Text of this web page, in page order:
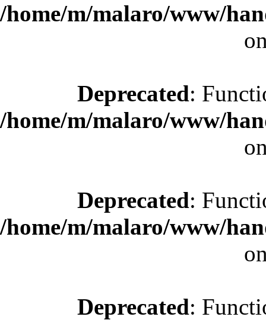
/home/m/malaro/www/
Deprecated:
/home/m/malaro/www/
Deprecated:
/home/m/malaro/www/
Deprecated: